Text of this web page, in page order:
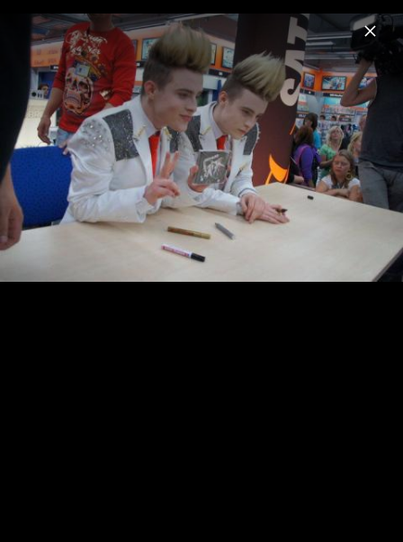
Menu
Jedward
Home News Musik Videos Fotos Biografie
Pressebilder 2012